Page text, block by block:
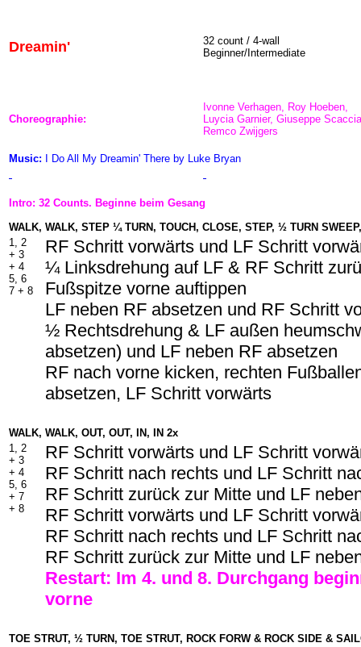
Dreamin'
32 count / 4-wall
Beginner/Intermediate
Choreographie:
Ivonne Verhagen, Roy Hoeben,
Luycia Garnier, Giuseppe
Remco Zwijgers
Music: I Do All My Dreamin' There by Luke Bryan
Intro: 32 Counts. Beginne beim Gesang
WALK, WALK, STEP ¼ TURN, TOUCH, CLOSE, STEP, ½ TURN
1, 2
+ 3
+ 4
5, 6
7 + 8
RF Schritt vorwärts und LF Schritt
¼ Linksdrehung auf LF & RF Schritt
Fußspitze vorne auftippen
LF neben RF absetzen und RF Schritt
½ Rechtsdrehung & LF außen
absetzen) und LF neben RF absetzen
RF nach vorne kicken, rechten
absetzen, LF Schritt vorwärts
WALK, WALK, OUT, OUT, IN, IN 2x
1, 2
+ 3
+ 4
5, 6
+ 7
+ 8
RF Schritt vorwärts und LF Schritt
RF Schritt nach rechts und LF Schritt
RF Schritt zurück zur Mitte und LF
RF Schritt vorwärts und LF Schritt
RF Schritt nach rechts und LF Schritt
RF Schritt zurück zur Mitte und LF
Restart: Im 4. und 8. Durchgang
vorne
TOE STRUT, ½ TURN, TOE STRUT, ROCK FORW & ROCK SIDE &